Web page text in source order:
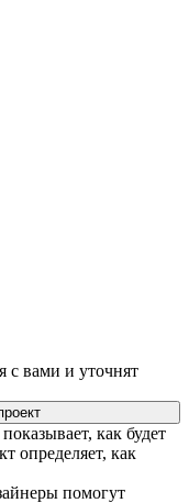
с вами и уточнят
как будет
определяет, как
помогут